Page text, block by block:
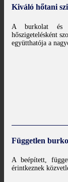
Kiváló hőtani
A burkolat és
hőszigetelésként
együtthatója a
Független
A beépített,
érintkeznek